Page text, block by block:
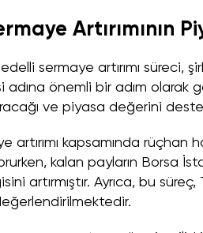
Artırımının
sermaye artırımı süreci,
adına önemli bir adım olarak
ve piyasa değerini
artırımı kapsamında rüçhan
kalan payların Borsa
artırmıştır. Ayrıca, bu